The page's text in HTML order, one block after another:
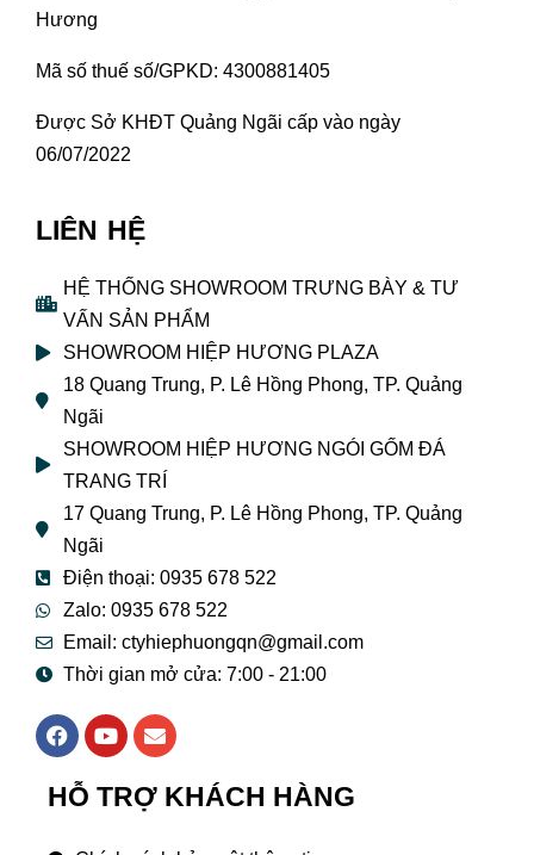
Hương
Mã số thuế số/GPKD: 4300881405
Được Sở KHĐT Quảng Ngãi cấp vào ngày
06/07/2022
LIÊN HỆ
HỆ THỐNG SHOWROOM TRƯNG BÀY & TƯ
VẤN SẢN PHẨM
SHOWROOM HIỆP HƯƠNG PLAZA
18 Quang Trung, P. Lê Hồng Phong, TP. Quảng
Ngãi
SHOWROOM HIỆP HƯƠNG NGÓI GỐM ĐÁ
TRANG TRÍ
17 Quang Trung, P. Lê Hồng Phong, TP. Quảng
Ngãi
Điện thoại: 0935 678 522
Zalo: 0935 678 522
Email: ctyhiephuongqn@gmail.com
Thời gian mở cửa: 7:00 - 21:00
F
a
e
b
Y
o
t
u
E
n
e
HỖ TRỢ KHÁCH HÀNG